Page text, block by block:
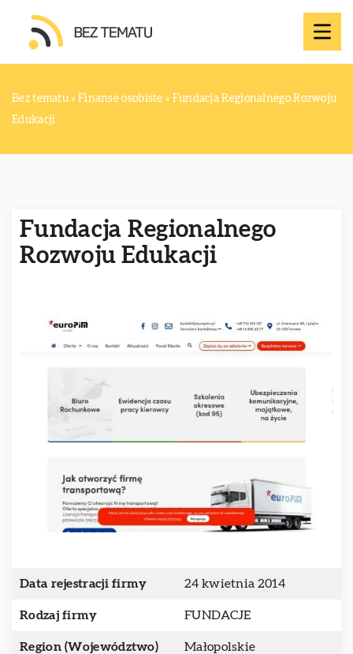
Bez tematu » Finanse osobiste » Fundacja Regionalnego Rozwoju
Edukacji
Fundacja Regionalnego
Rozwoju Edukacji
Data rejestracji firmy 24 kwietnia 2014
Rodzaj firmy FUNDACJE
Region (Województwo) Małopolskie